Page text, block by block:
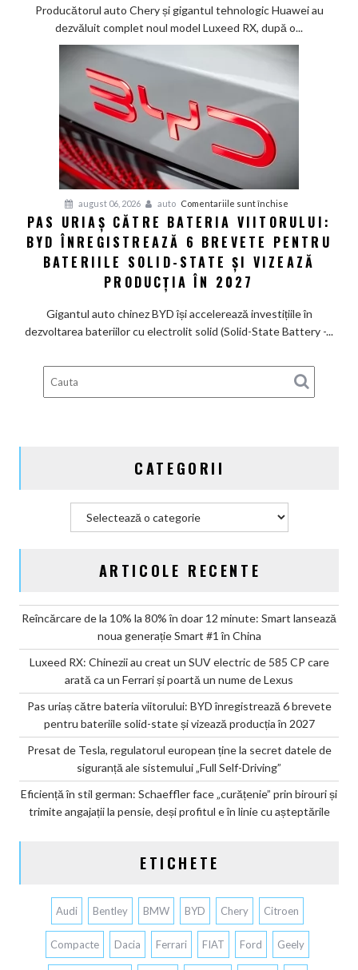
creat
un
585
și
poartă
nume
Producătorul auto Chery și gigantul tehnologic Huawei au
dezvăluit complet noul model Luxeed RX, după o...
august 06, 2026 auto Comentariile sunt închise
Pas
uriaș
către
BYD
pentru
bateriile
în
PAS URIAȘ CĂTRE BATERIA VIITORULUI:
BYD ÎNREGISTREAZĂ 6 BREVETE PENTRU
BATERIILE SOLID-STATE ȘI VIZEAZĂ
PRODUCȚIA ÎN 2027
Gigantul auto chinez BYD își accelerează investițiile în
dezvoltarea bateriilor cu electrolit solid (Solid-State Battery -...
CATEGORII
ARTICOLE RECENTE
Reîncărcare de la 10% la 80% în doar 12 minute: Smart lansează
noua generație Smart #1 în China
Luxeed RX: Chinezii au creat un SUV electric de 585 CP care
arată ca un Ferrari și poartă un nume de Lexus
Pas uriaș către bateria viitorului: BYD înregistrează 6 brevete
pentru bateriile solid-state și vizează producția în 2027
Presat de Tesla, regulatorul european ține la secret datele de
siguranță ale sistemului „Full Self-Driving”
Eficiență în stil german: Schaeffler face „curățenie” prin birouri și
trimite angajații la pensie, deși profitul e în linie cu așteptările
ETICHETE
Audi Bentley BMW BYD Chery Citroen
Compacte Dacia Ferrari FIAT Ford Geely